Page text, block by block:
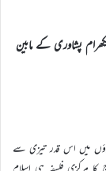
پشاوری کے مابین
میں اس قدر تیزی سے
کا مرکزی فلسفہ ہی اسلام